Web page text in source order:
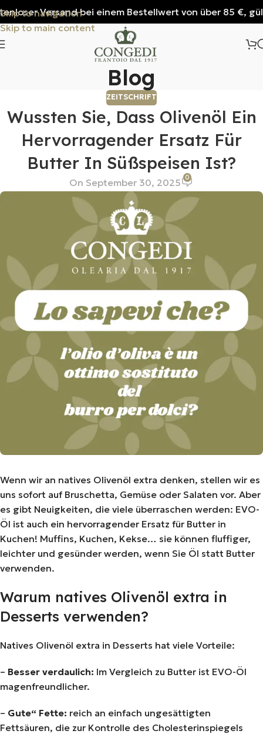
Skip to navigation
Skip to main content
Versand bei einem Bestellwert von über 85 €,
Blog
ZEITSCHRIFT
Wussten Sie, Dass Olivenöl Ein
Hervorragender Ersatz Für
Butter In Süßspeisen Ist?
On September 30, 2025 0
Wenn wir an natives Olivenöl extra denken, stellen wir es
uns sofort auf Bruschetta, Gemüse oder Salaten vor. Aber
es gibt Neuigkeiten, die viele überraschen werden: EVO-
Öl ist auch ein hervorragender Ersatz für Butter in
Kuchen! Muffins, Kuchen, Kekse… sie können fluffiger,
leichter und gesünder werden, wenn Sie Öl statt Butter
verwenden.
Warum natives Olivenöl extra in
Desserts verwenden?
Natives Olivenöl extra in Desserts hat viele Vorteile:
– Besser verdaulich: Im Vergleich zu Butter ist EVO-Öl
magenfreundlicher.
– Gute“ Fette: reich an einfach ungesättigten
Fettsäuren, die zur Kontrolle des Cholesterinspiegels